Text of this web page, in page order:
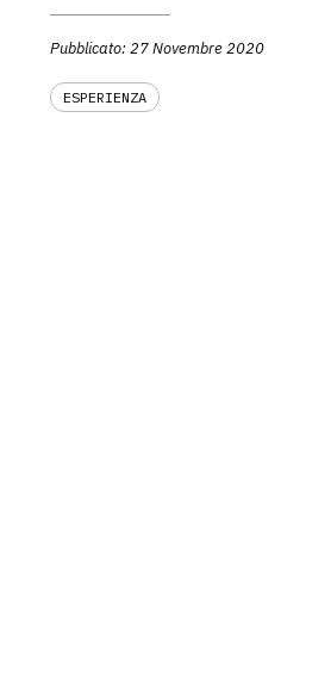
Pubblicato: 27 Novembre 2020
ESPERIENZA